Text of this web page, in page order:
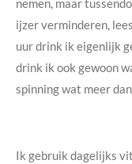
nemen, maar
ijzer verminderen,
uur drink ik eigenlijk
drink ik ook gewoon
spinning wat meer
Ik gebruik dagelijks